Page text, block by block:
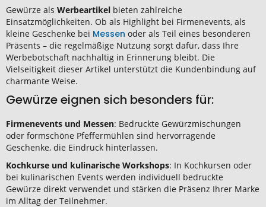
Gewürze als Werbeartikel bieten zahlreiche
Einsatzmöglichkeiten. Ob als Highlight bei Firmenevents, als
kleine Geschenke bei Messen oder als Teil eines besonderen
Präsents – die regelmäßige Nutzung sorgt dafür, dass Ihre
Werbebotschaft nachhaltig in Erinnerung bleibt. Die
Vielseitigkeit dieser Artikel unterstützt die Kundenbindung auf
charmante Weise.
Gewürze eignen sich besonders für:
Firmenevents und Messen: Bedruckte Gewürzmischungen
oder formschöne Pfeffermühlen sind hervorragende
Geschenke, die Eindruck hinterlassen.
Kochkurse und kulinarische Workshops: In Kochkursen oder
bei kulinarischen Events werden individuell bedruckte
Gewürze direkt verwendet und stärken die Präsenz Ihrer Marke
im Alltag der Teilnehmer.